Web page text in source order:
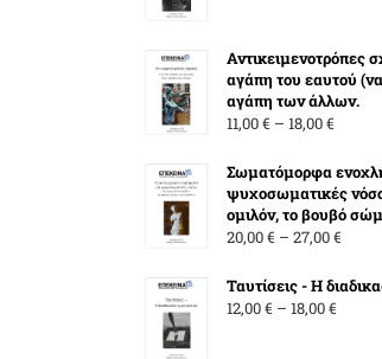
22,00
Αντικειμενοτρόπες
αγάπη του εαυτού
αγάπη των άλλων.
11,00€ – 18,00€
11,00 €
18,00 €
Σωματόμορφα
ψυχοσωματικές
ομιλόν, το βουβό
20,00€ – 27,00€
20,00
Ταυτίσεις - Η
12,00€ – 18,00€